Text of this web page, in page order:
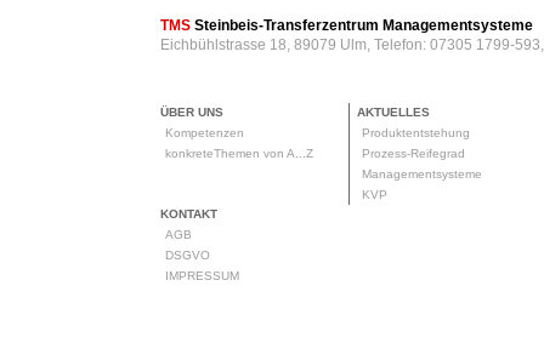
TMS Steinbeis-Transferzentrum Managementsysteme
Eichbühlstrasse 18, 89079 Ulm, Telefon: 07305 1799-
ÜBER UNS
Kompetenzen
konkreteThemen von A...Z
AKTUELLES
Produktentstehung
Prozess-Reifegrad
Managementsysteme
KVP
KONTAKT
AGB
DSGVO
IMPRESSUM